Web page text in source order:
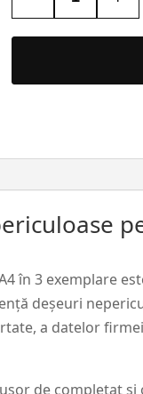
descărcare
3
în 3 exemplare
deșeuri
a datelor
de completat